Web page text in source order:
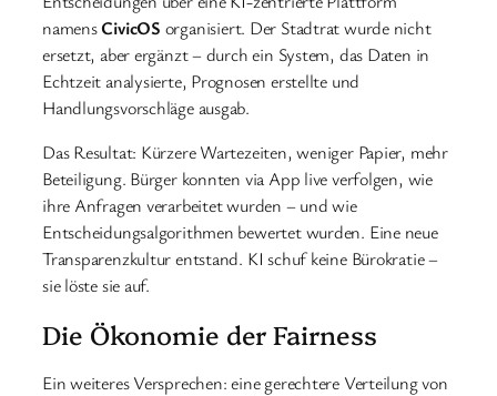
namensCivicOS organisiert. Der Stadtrat wurde nicht
ersetzt, aber ergänzt – durch ein System, das Daten in
Echtzeit analysierte, Prognosen erstellte und
Handlungsvorschläge ausgab.
Das Resultat: Kürzere Wartezeiten, weniger Papier, mehr
Beteiligung. Bürger konnten via App live verfolgen, wie
ihre Anfragen verarbeitet wurden – und wie
Entscheidungsalgorithmen bewertet wurden. Eine neue
Transparenzkultur entstand. KI schuf keine Bürokratie –
sie löste sie auf.
Die Ökonomie der Fairness
Ein weiteres Versprechen: eine gerechtere Verteilung von